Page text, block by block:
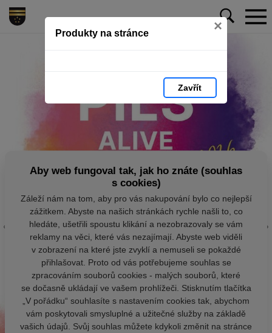
Produkty na stránce ×
Zavřít
Aby web fungoval tak, jak ho znáte (souhlas
s cookies)
Záleží nám na tom, aby pro vás nakupování bylo co nejlepší
zážitkem. Abyste na našich stránkách rychle našli to, co
hledáte, ušetřili spoustu klikání a nezobrazovaly se vám
reklamy na věci, které vás nezajímají. Abyste web viděli
v zobrazení na které jste zvyklí a nemuseli se pokaždé
přihlašovat. Proto od vás potřebujeme souhlas se
zpracováním souborů cookies - malých souborů, které
se dočasně ukládají ve vašem prohlížeči. Stisknutím tlačítka
„V pořádku“ souhlasíte s nastavením cookies tak, abychom
vám poskytovali smysluplné a užitečné služby na základě
vašich údajů. Svůj souhlas můžete kdykoli změnit na stránce